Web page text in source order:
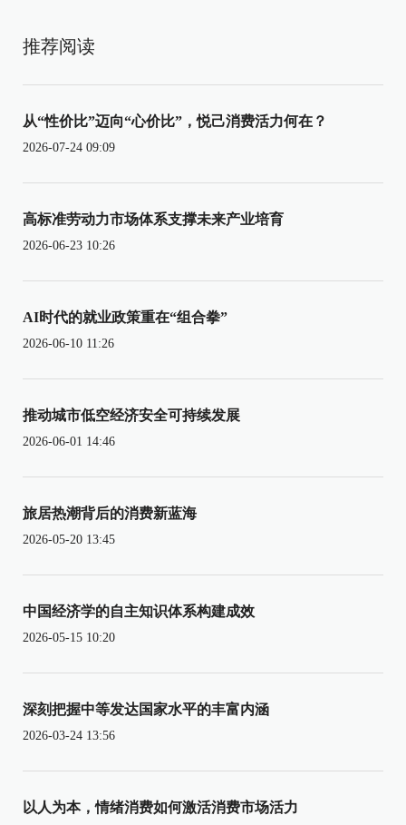
推荐阅读
从“性价比”迈向“心价比”，悦己消费活力何在？
2026-07-24 09:09
高标准劳动力市场体系支撑未来产业培育
2026-06-23 10:26
AI时代的就业政策重在“组合拳”
2026-06-10 11:26
推动城市低空经济安全可持续发展
2026-06-01 14:46
旅居热潮背后的消费新蓝海
2026-05-20 13:45
中国经济学的自主知识体系构建成效
2026-05-15 10:20
深刻把握中等发达国家水平的丰富内涵
2026-03-24 13:56
以人为本，情绪消费如何激活消费市场活力